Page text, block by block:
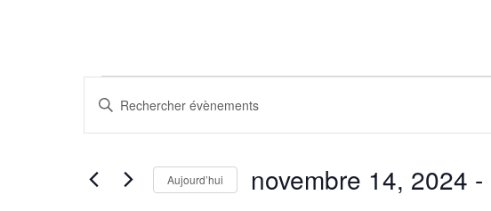
Évènements
Recherche
et
navigation
de
Saisir
Rechercher
Évènements
Aujourd’hui novembre 14, 2024 -